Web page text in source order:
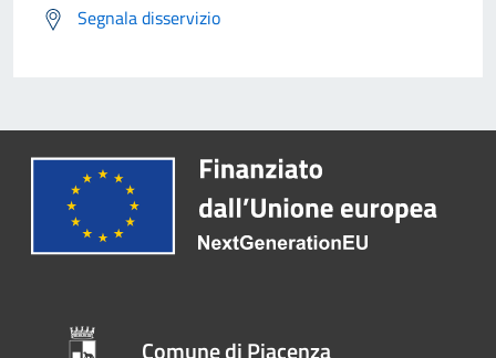
Segnala disservizio
Comune di Piacenza